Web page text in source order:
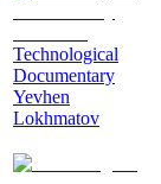
Technological
Documentary
Yevhen
Lokhmatov